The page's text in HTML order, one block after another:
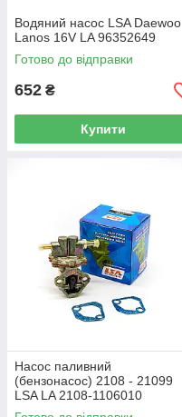
Водяний насос LSA Daewoo
Lanos 16V LA 96352649
Готово до відправки
652 ₴
Купити
Насос паливний
(бензонасос) 2108 - 21099
LSA LA 2108-1106010